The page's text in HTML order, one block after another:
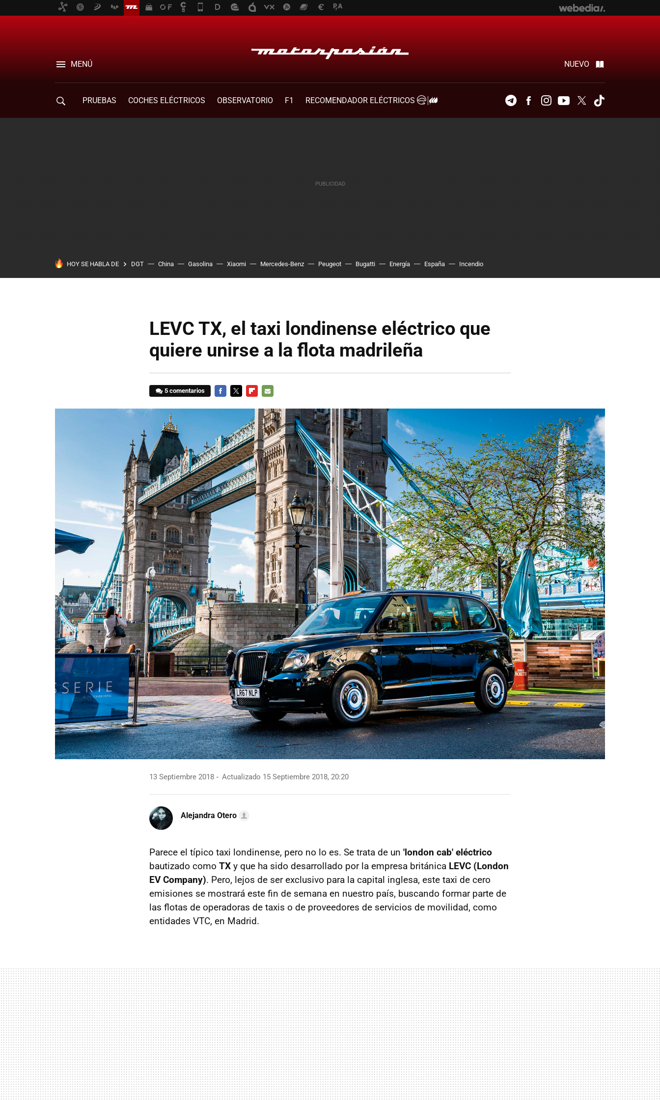
MENÚ NUEVO
PRUEBAS COCHES ELÉCTRICOS OBSERVATORIO F1
RECOMENDADOR ELÉCTRICOS
TelegramFacebookInstagramYoutubeTwitter
HOY SE HABLA DE DGT China Gasolina Xiaomi Mercedes-Benz Peugeot Bugatti Energía España Incendio
LEVC TX, el taxi londinense eléctrico que
quiere unirse a la flota madrileña
5 comentarios
MAIL
13 Septiembre 2018 Actualizado 15 Septiembre 2018, 20:20
Alejandra Otero
Parece el típico taxi londinense, pero no lo es. Se trata de un 'london cab' eléctrico
bautizado como TX y que ha sido desarrollado por la empresa británica LEVC (London
EV Company). Pero, lejos de ser exclusivo para la capital inglesa, este taxi de cero
emisiones se mostrará este fin de semana en nuestro país, buscando formar parte de
las flotas de operadoras de taxis o de proveedores de servicios de movilidad, como
entidades VTC, en Madrid.